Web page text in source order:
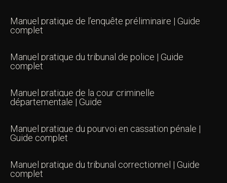
Manuel pratique de l’enquête préliminaire | Guide
complet
Manuel pratique du tribunal de police | Guide
complet
Manuel pratique de la cour criminelle
départementale | Guide
Manuel pratique du pourvoi en cassation pénale |
Guide complet
Manuel pratique du tribunal correctionnel | Guide
complet